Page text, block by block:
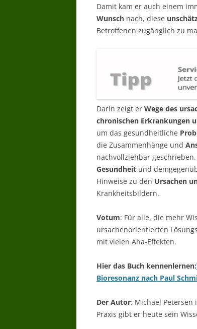
Damit kam er auch einem
Wunsch nach, diese
Betroffenen zugänglich zu
Darin zeigt er Wege des
chronischen Erkrankungen
um das gesundheitliche
die Zusammenhänge und
nachvollziehbar
Gesundheit und
Hinweise zu den Ursachen
Krankheitsbildern.
Votum: Für alle, die mehr
ursachenorientierten
mit vielen Aha-Effekten.
Hier das Buch kennenlernen:
Bioresonanz nach Paul
Der Autor: Michael
Praxis gibt er heute sein